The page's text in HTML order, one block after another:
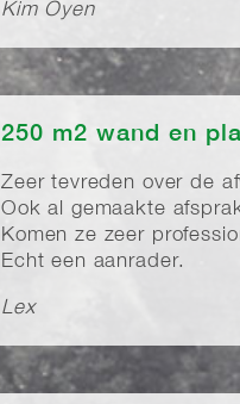
Kim Oyen
250 m2 wand en
Zeer tevreden over de
Ook al gemaakte
Komen ze zeer
Echt een aanrader.
Lex